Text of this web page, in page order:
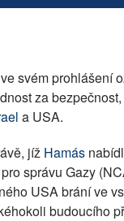
svém prohlášení
za
a USA.
jíž Hamás
správu Gazy
USA brání ve
budoucího